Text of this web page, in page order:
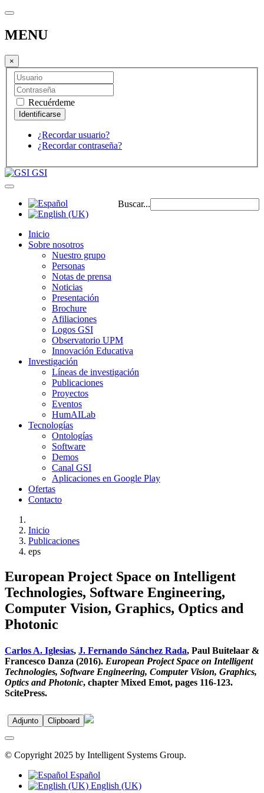
MENU
×
Recuérdeme
¿Recordar usuario?
¿Recordar contraseña?
GSI
Buscar...
Inicio
Sobre nosotros
Nuestro grupo
Personas
Notas de prensa
Noticias
Presentación
Brochure
Afiliaciones
Logos GSI
Observatorio UPM
Innovación Educativa
Investigación
Líneas de investigación
Publicaciones
Proyectos
Eventos
HumAILab
Tecnologías
Ontologías
Software
Demos
Canal GSI
Aplicaciones en Google Play
Ofertas
Contacto
Inicio
Publicaciones
eps
European Project Space on Intelligent
Technologies, Software Engineering,
Computer Vision, Graphics, Optics and
Photonic
Carlos A. Iglesias, J. Fernando Sánchez Rada, Paul Buitelaar &
Francesco Danza (2016). European Project Space on Intelligent
Technologies, Software Engineering, Computer Vision, Graphics,
Optics and Photonic, chapter Mixed Emot, pages 116-123.
ScitePress.
Adjunto Clipboard
© Copyright 2025 by Intelligent Systems Group.
Español
English (UK)